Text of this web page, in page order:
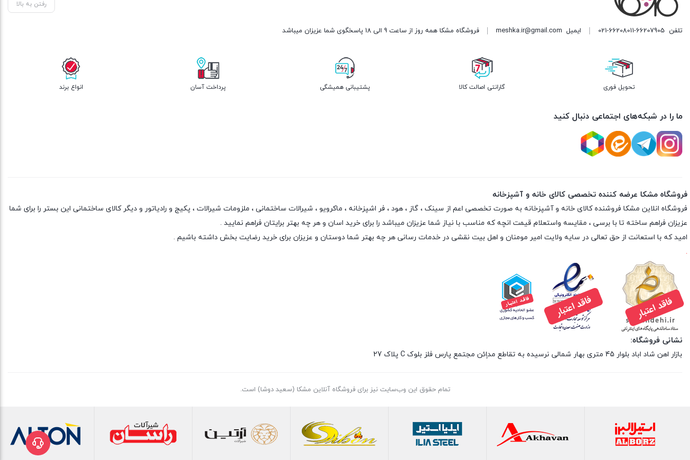
وارمر
رفتن به بالا
تلفن 021-66208011-66207905 ایمیل meshka.ir@gmail.com فروشگاه مشکا همه روز از ساعت 9 الی 18 پاسخگوی شما عزیزان میباشد
تحویل فوری گارانتی اصالت کالا پشتیبانی همیشگی پرداخت آسان انواع برند
ما را در شبکه‌های اجتماعی دنبال کنید
فروشگاه مشکا عرضه کننده تخصصی کالای خانه و آشپزخانه
فروشگاه انلاین مشکا فروشنده کالای خانه و آشپزخانه به صورت تخصصی اعم از سینک ، گاز ، هود ، فر اشپزخانه ، ماکرویو ، شیرالات ساختمانی ، ملزومات شیرالات ، پکیج و رادیاتور و دیگر کالای ساختمانی این بستر را برای شما
عزیزان فراهم ساخته تا با برسی ، مقایسه واستعلام قیمت انچه که مناسب با نیاز شما عزیزان میباشد را برای خرید اسان و هر چه بهتر برایتان فراهم نمایید .
امید که با استعانت از حق تعالی در سایه ولایت امیر مومنان و اهل بیت نقشی در خدمات رسانی هر چه بهتر شما دوستان و عزیزان برای خرید رضایت بخش داشته باشیم .
.
نشانی فروشگاه:
بازار اهن شاد اباد بلوار 45 متری بهار شمالی نرسیده به تقاطع مداِِئن مجتمع پارس فلز بلوک C پلاک 27
تمام حقوق اين وب‌سايت نیز برای فروشگاه آنلاین مشکا (سعید دوشا) است.